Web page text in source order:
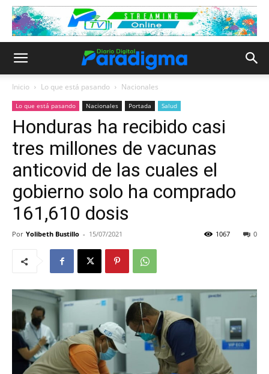
Inicio Lo que está pasando Nacionales
Lo que está pasando Nacionales Portada Salud
Honduras ha recibido casi
tres millones de vacunas
anticovid de las cuales el
gobierno solo ha comprado
161,610 dosis
Por Yolibeth Bustillo - 15/07/2021 0
1067